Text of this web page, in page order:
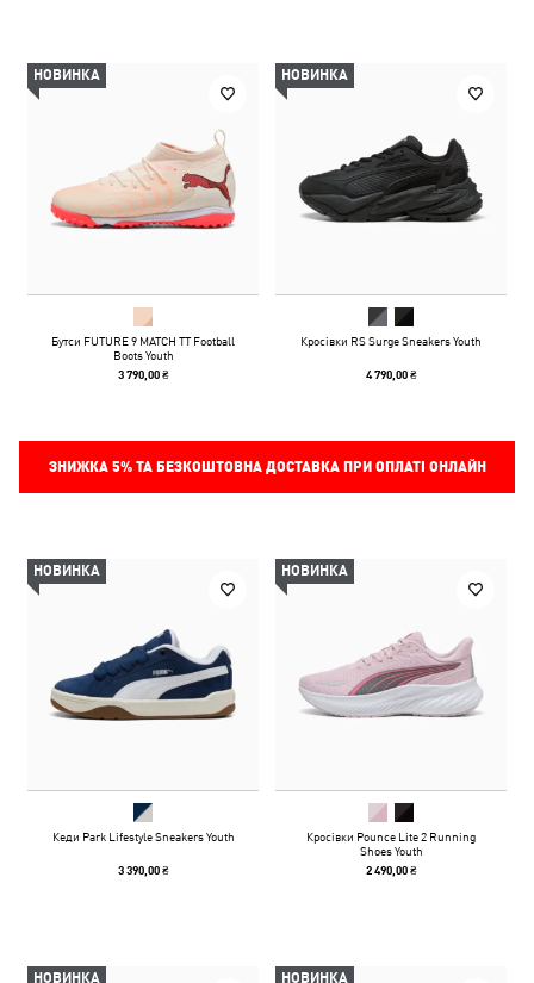
НОВИНКА
Бутси FUTURE 9 MATCH TT Football
Boots Youth
3 790,00 ₴
НОВИНКА
Кросівки RS Surge Sneakers Youth
4 790,00 ₴
ЗНИЖКА 5%ТА БЕЗКОШТОВНА ДОСТАВКА ПРИ ОПЛАТІ ОНЛАЙН
НОВИНКА
Кеди Park Lifestyle Sneakers Youth
3 390,00 ₴
НОВИНКА
Кросівки Pounce Lite 2 Running
Shoes Youth
2 490,00 ₴
НОВИНКА НОВИНКА